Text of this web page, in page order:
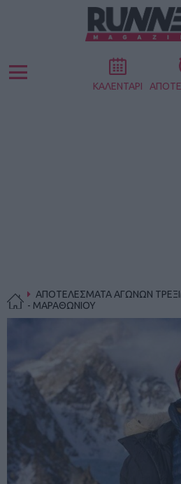
Menu ΚΑΛΕΝΤΑΡΙ
ΑΠΟΤΕΛΕΣΜΑΤΑ ΑΓΩΝΩΝ
- ΜΑΡΑΘΩΝΙΟΥ